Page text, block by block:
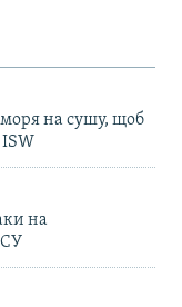
моря на сушу, щоб
ISW
на